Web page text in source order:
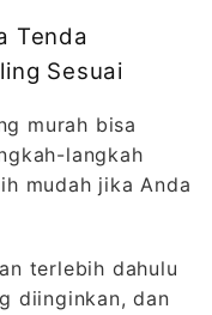
Tenda
Sesuai
murah bisa
langkah
mudah jika Anda
terlebih dahulu
diinginkan, dan